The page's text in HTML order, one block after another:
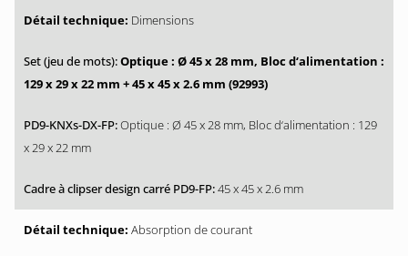
Dimensions
Optique : Ø 45 x 28 mm, Bloc d‘alimentation :
129 x 29 x 22 mm + 45 x 45 x 2.6 mm (92993)
Optique : Ø 45 x 28 mm, Bloc d‘alimentation : 129
x 29 x 22 mm
45 x 45 x 2.6 mm
Absorption de courant